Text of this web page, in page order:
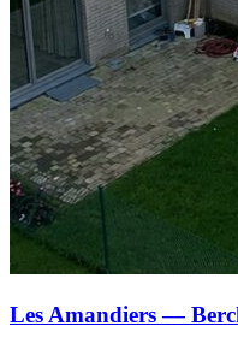
Les Amandiers —